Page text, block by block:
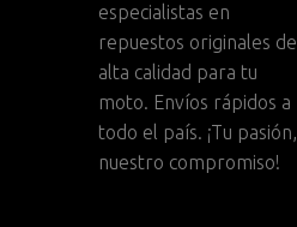
especialistas en
repuestos originales de
alta calidad para tu
moto. Envíos rápidos a
todo el país. ¡Tu pasión,
nuestro compromiso!